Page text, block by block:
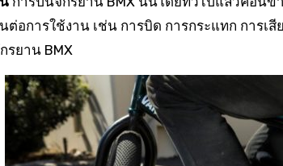
อการใช้งาน เช่น การบิด การกระแทก การเ
รยาน BMX